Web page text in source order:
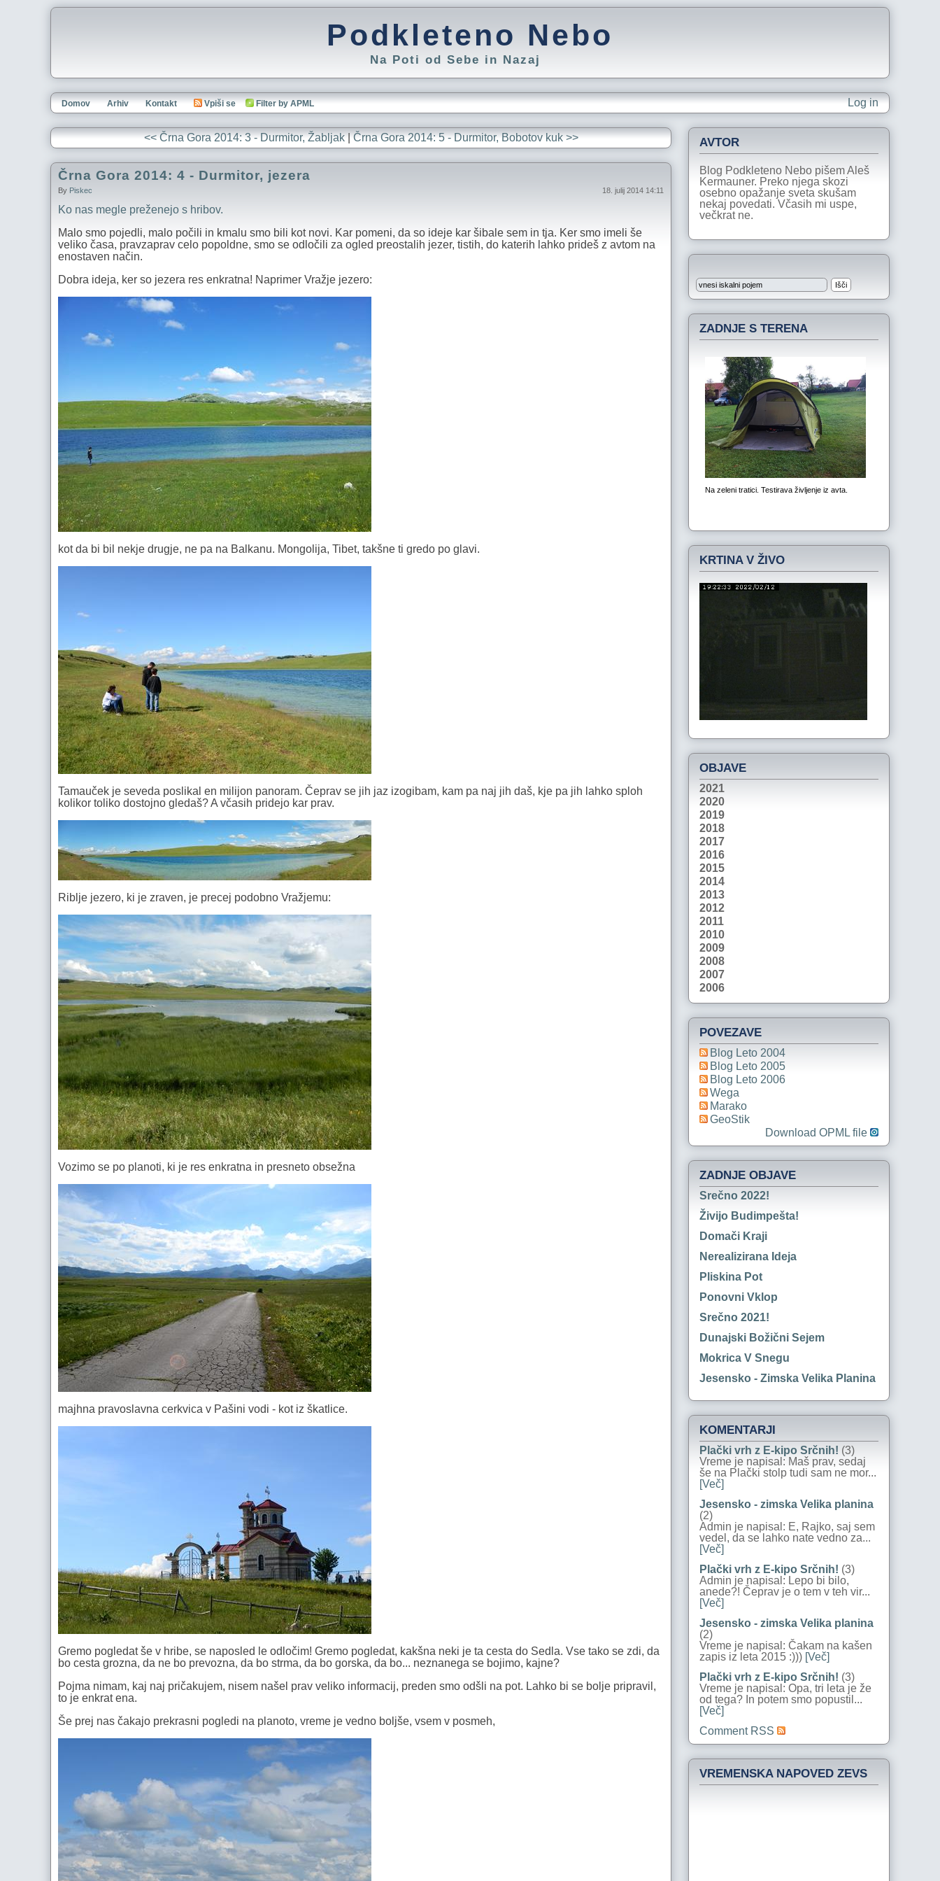
Podkleteno Nebo
Na Poti od Sebe in Nazaj
Log in
Domov Arhiv Kontakt Vpiši se Filter by APML
<< Črna Gora 2014: 3 - Durmitor, Žabljak|Črna Gora 2014: 5 - Durmitor, Bobotov kuk >>
Črna Gora 2014: 4 - Durmitor, jezera
By Piskec 18. julij 2014 14:11
Ko nas megle preženejo s hribov.
Malo smo pojedli, malo počili in kmalu smo bili kot novi. Kar pomeni, da so ideje kar šibale sem in tja. Ker smo imeli še
veliko časa, pravzaprav celo popoldne, smo se odločili za ogled preostalih jezer, tistih, do katerih lahko prideš z avtom na
enostaven način.
Dobra ideja, ker so jezera res enkratna! Naprimer Vražje jezero:
kot da bi bil nekje drugje, ne pa na Balkanu. Mongolija, Tibet, takšne ti gredo po glavi.
Tamauček je seveda poslikal en milijon panoram. Čeprav se jih jaz izogibam, kam pa naj jih daš, kje pa jih lahko sploh
kolikor toliko dostojno gledaš? A včasih pridejo kar prav.
Riblje jezero, ki je zraven, je precej podobno Vražjemu:
Vozimo se po planoti, ki je res enkratna in presneto obsežna
majhna pravoslavna cerkvica v Pašini vodi - kot iz škatlice.
Gremo pogledat še v hribe, se naposled le odločim! Gremo pogledat, kakšna neki je ta cesta do Sedla. Vse tako se zdi, da
bo cesta grozna, da ne bo prevozna, da bo strma, da bo gorska, da bo... neznanega se bojimo, kajne?
Pojma nimam, kaj naj pričakujem, nisem našel prav veliko informacij, preden smo odšli na pot. Lahko bi se bolje pripravil,
to je enkrat ena.
Še prej nas čakajo prekrasni pogledi na planoto, vreme je vedno boljše, vsem v posmeh,
AVTOR
Blog Podkleteno Nebo pišem Aleš
Kermauner. Preko njega skozi
osebno opažanje sveta skušam
nekaj povedati. Včasih mi uspe,
večkrat ne.
ZADNJE S TERENA
KRTINA V ŽIVO
OBJAVE
2021
2020
2019
2018
2017
2016
2015
2014
2013
2012
2011
2010
2009
2008
2007
2006
POVEZAVE
Blog Leto 2004
Blog Leto 2005
Blog Leto 2006
Wega
Marako
GeoStik
Download OPML file
ZADNJE OBJAVE
Srečno 2022!
Živijo Budimpešta!
Domači Kraji
Nerealizirana Ideja
Pliskina Pot
Ponovni Vklop
Srečno 2021!
Dunajski Božični Sejem
Mokrica V Snegu
Jesensko - Zimska Velika Planina
KOMENTARJI
Plački vrh z E-kipo Srčnih! (3)
Vreme je napisal: Maš prav, sedaj
še na Plački stolp tudi sam ne mor...
[Več]
Jesensko - zimska Velika planina
(2)
Admin je napisal: E, Rajko, saj sem
vedel, da se lahko nate vedno za...
[Več]
Plački vrh z E-kipo Srčnih! (3)
Admin je napisal: Lepo bi bilo,
anede?! Čeprav je o tem v teh vir...
[Več]
Jesensko - zimska Velika planina
(2)
Vreme je napisal: Čakam na kašen
zapis iz leta 2015 :))) [Več]
Plački vrh z E-kipo Srčnih! (3)
Vreme je napisal: Opa, tri leta je že
od tega? In potem smo popustil...
[Več]
Comment RSS
VREMENSKA NAPOVED ZEVS